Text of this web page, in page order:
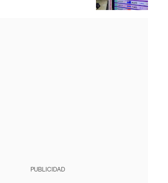
PUBLICIDAD